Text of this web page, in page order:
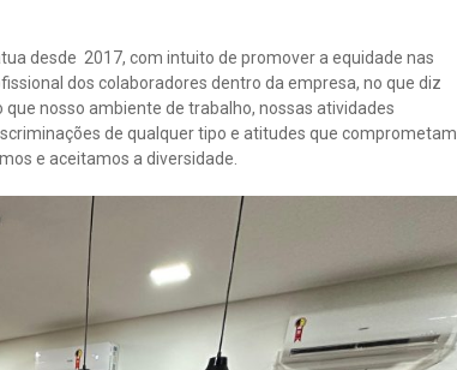
desde 2017, com intuito de promover a equidade nas
dos colaboradores dentro da empresa, no que diz
nosso ambiente de trabalho, nossas atividades
de qualquer tipo e atitudes que comprometam
e aceitamos a diversidade.